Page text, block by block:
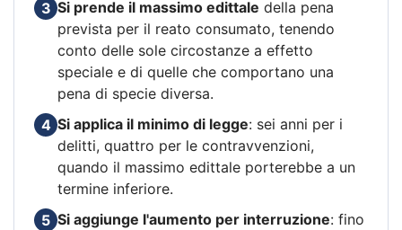
3 Si prende il massimo edittale della pena
prevista per il reato consumato, tenendo
conto delle sole circostanze a effetto
speciale e di quelle che comportano una
pena di specie diversa.
4 Si applica il minimo di legge: sei anni per i
delitti, quattro per le contravvenzioni,
quando il massimo edittale porterebbe a un
termine inferiore.
5 Si aggiunge l'aumento per interruzione: fino